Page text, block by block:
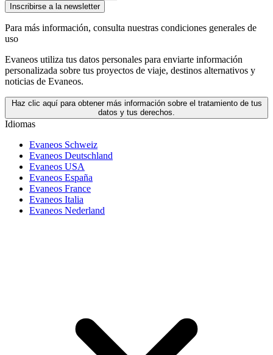
Inscribirse a la newsletter
Para más información, consulta nuestras condiciones generales de
uso
Evaneos utiliza tus datos personales para enviarte información
personalizada sobre tus proyectos de viaje, destinos alternativos y
noticias de Evaneos.
Haz clic aquí para obtener más información sobre el tratamiento de tus
datos y tus derechos.
Idiomas
Evaneos Schweiz
Evaneos Deutschland
Evaneos USA
Evaneos España
Evaneos France
Evaneos Italia
Evaneos Nederland